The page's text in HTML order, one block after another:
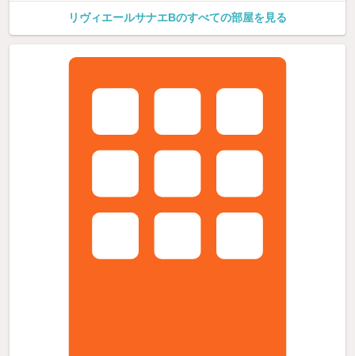
リヴィエールサナエBのすべての部屋を見る